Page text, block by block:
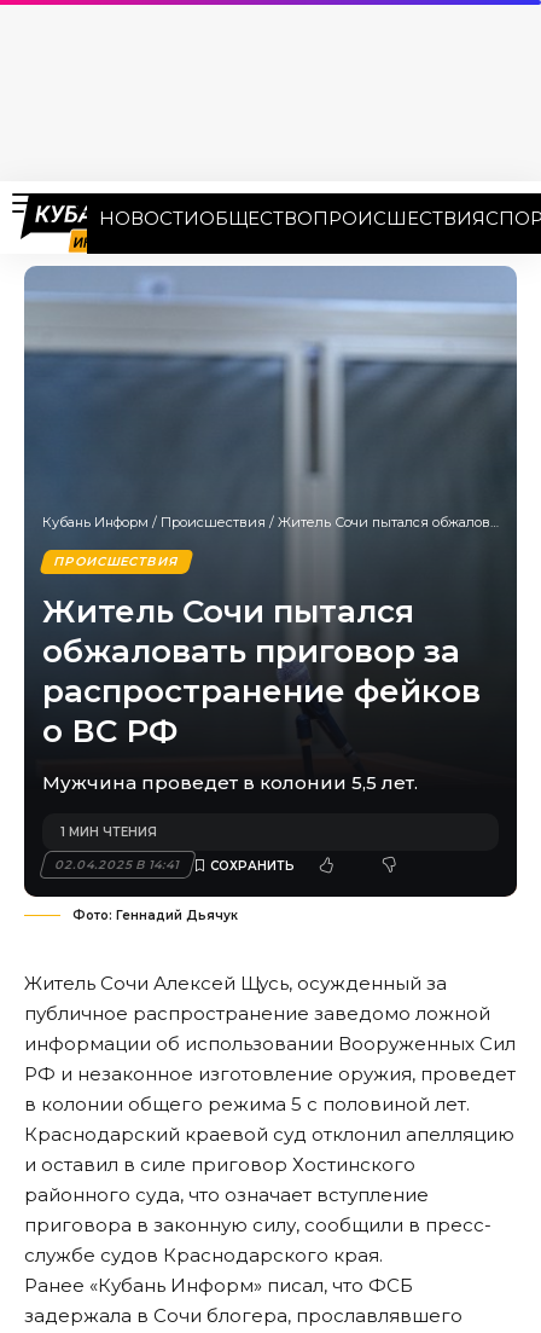
НОВОСТИОБЩЕСТВОПРОИСШЕСТВИЯ
Кубань Информ / Происшествия / Житель Сочи пытался обжаловать приговор за распространение фейков о ВС РФ
ПРОИСШЕСТВИЯ
Житель Сочи пытался
обжаловать приговор за
распространение фейков
о ВС РФ
Мужчина проведет в колонии 5,5 лет.
02.04.2025 В 14:41
1 МИН ЧТЕНИЯ
Фото: Геннадий Дьячук
Житель Сочи Алексей Щусь, осужденный за
публичное распространение заведомо ложной
информации об использовании Вооруженных Сил
РФ и незаконное изготовление оружия, проведет
в колонии общего режима 5 с половиной лет.
Краснодарский краевой суд отклонил апелляцию
и оставил в силе приговор Хостинского
районного суда, что означает вступление
приговора в законную силу, сообщили в пресс-
службе судов Краснодарского края.
Ранее «Кубань Информ» писал, что ФСБ
задержала в Сочи блогера, прославлявшего